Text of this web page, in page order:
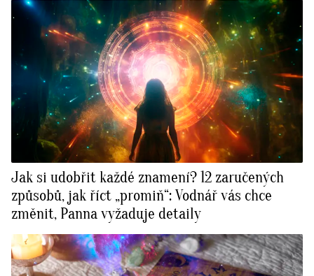
Jak si udobřit každé znamení? 12 zaručených
způsobů, jak říct „promiň“: Vodnář vás chce
změnit, Panna vyžaduje detaily